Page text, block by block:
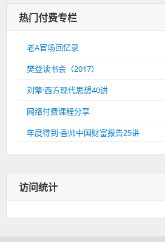
热门付费专栏
老A官场回忆录
樊登读书会（2017）
刘擎·西方现代思想40讲
网络付费课程分享
年度得到·香帅中国财富报告25讲
访问统计